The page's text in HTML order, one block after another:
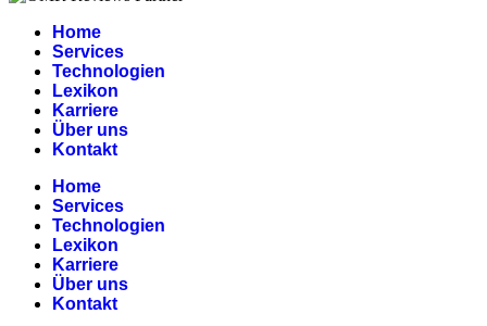
Home
Services
Technologien
Lexikon
Karriere
Über uns
Kontakt
Home
Services
Technologien
Lexikon
Karriere
Über uns
Kontakt